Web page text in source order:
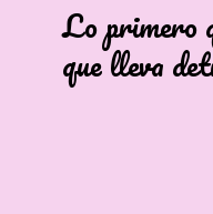
Lo primero
que lleva